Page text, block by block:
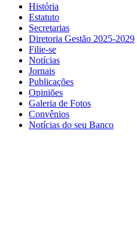
História
Estatuto
Secretarias
Diretoria Gestão 2025-2029
Filie-se
Notícias
Jornais
Publicações
Opiniões
Galeria de Fotos
Convênios
Notícias do seu Banco